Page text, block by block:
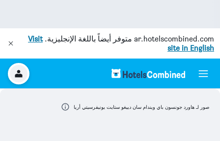
ar.hotelscombined.com متوفر أيضاً باللغة الإنجليزية.Visit
site in English
صور لـ هاورد جونسون باي ويندام سان دييغو ستايت يونيفرسيتي أريا